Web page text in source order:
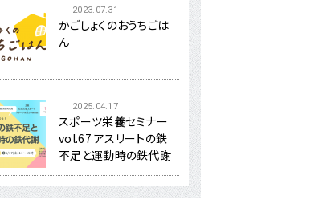
2023.07.31
かごしょくのおうちごは
ん
2025.04.17
スポーツ栄養セミナー
vol.67 アスリートの鉄
不足と運動時の鉄代謝